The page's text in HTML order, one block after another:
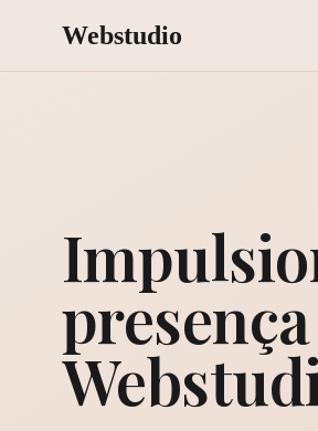
Webstudio